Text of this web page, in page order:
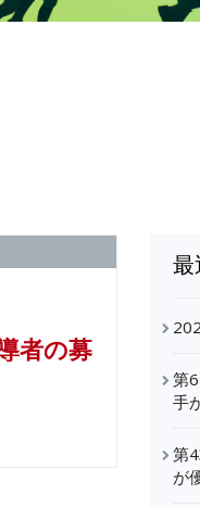
者の募
第
手
第
が